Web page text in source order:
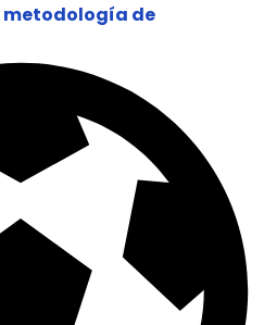
metodología de